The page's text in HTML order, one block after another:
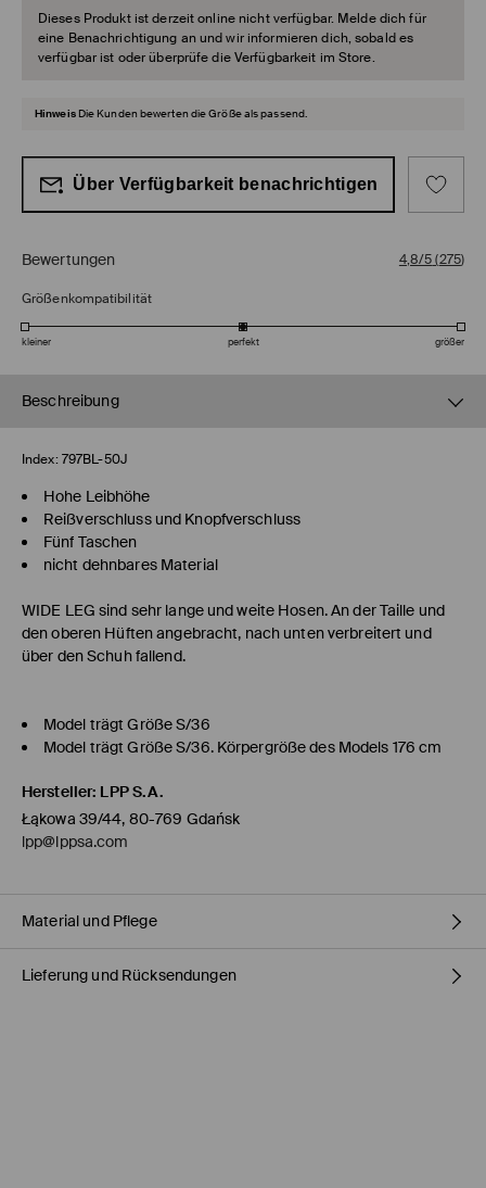
Dieses Produkt ist derzeit online nicht verfügbar. Melde dich für
eine Benachrichtigung an und wir informieren dich, sobald es
verfügbar ist oder überprüfe die Verfügbarkeit im Store.
Hinweis Die Kunden bewerten die Größe als passend.
Über Verfügbarkeit benachrichtigen
Bewertungen 4,8/5(275)
Größenkompatibilität
kleiner perfekt größer
Beschreibung
Index: 797BL-50J
Hohe Leibhöhe
Reißverschluss und Knopfverschluss
Fünf Taschen
nicht dehnbares Material
WIDE LEG sind sehr lange und weite Hosen. An der Taille und
den oberen Hüften angebracht, nach unten verbreitert und
über den Schuh fallend.
Model trägt Größe S/36
Model trägt Größe S/36. Körpergröße des Models 176 cm
Hersteller: LPP S.A.
Łąkowa 39/44, 80-769 Gdańsk
lpp@lppsa.com
Material und Pflege
Material Oberstoff: 100% BAUMWOLLE
Lieferung und Rücksendungen